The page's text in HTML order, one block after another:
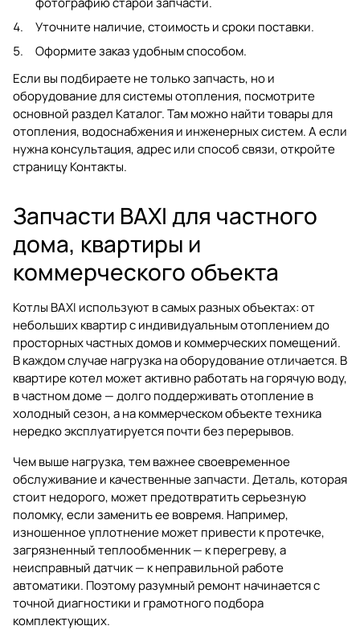
Уточните наличие, стоимость и сроки поставки.
Оформите заказ удобным способом.
Если вы подбираете не только запчасть, но и
оборудование для системы отопления, посмотрите
основной раздел Каталог. Там можно найти товары для
отопления, водоснабжения и инженерных систем. А если
нужна консультация, адрес или способ связи, откройте
страницуКонтакты.
Запчасти BAXI для частного
дома, квартиры и
коммерческого объекта
Котлы BAXI используют в самых разных объектах: от
небольших квартир с индивидуальным отоплением до
просторных частных домов и коммерческих помещений.
В каждом случае нагрузка на оборудование отличается. В
квартире котел может активно работать на горячую воду,
в частном доме — долго поддерживать отопление в
холодный сезон, а на коммерческом объекте техника
нередко эксплуатируется почти без перерывов.
Чем выше нагрузка, тем важнее своевременное
обслуживание и качественные запчасти. Деталь, которая
стоит недорого, может предотвратить серьезную
поломку, если заменить ее вовремя. Например,
изношенное уплотнение может привести к протечке,
загрязненный теплообменник — к перегреву, а
неисправный датчик — к неправильной работе
автоматики. Поэтому разумный ремонт начинается с
точной диагностики и грамотного подбора
комплектующих.